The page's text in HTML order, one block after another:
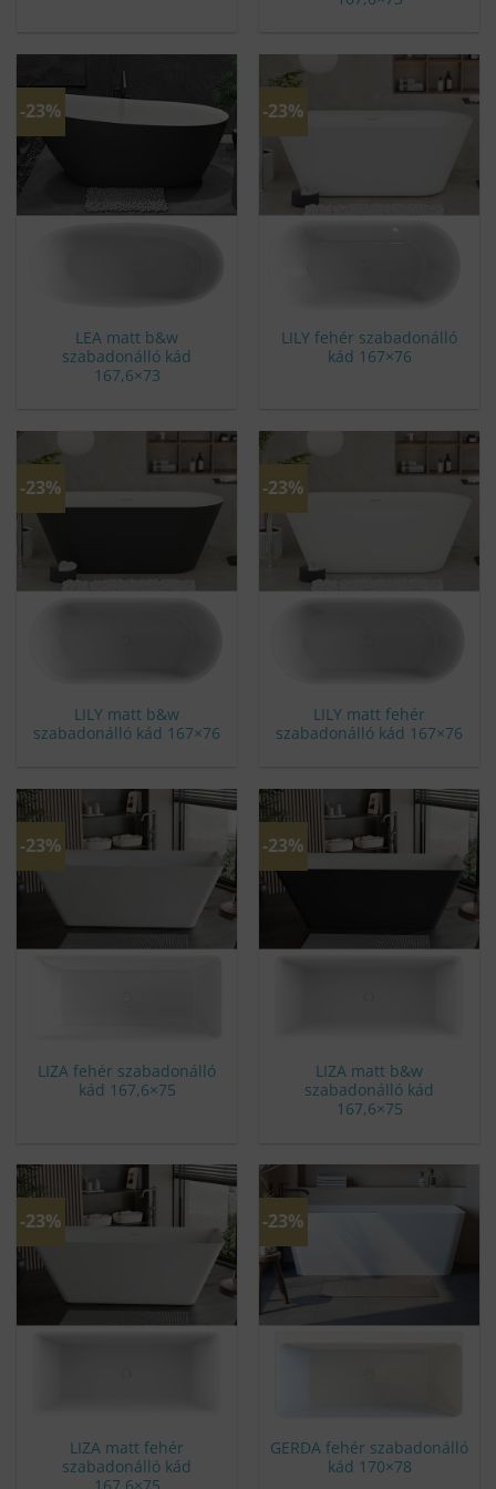
-23%
LEA matt b&w
szabadonálló kád
167,6×73
-23%
LILY fehér szabadonálló
kád 167×76
-23%
LILY matt b&w
szabadonálló kád 167×76
-23%
LILY matt fehér
szabadonálló kád 167×76
-23%
LIZA fehér szabadonálló
kád 167,6×75
-23%
LIZA matt b&w
szabadonálló kád
167,6×75
-23%
LIZA matt fehér
szabadonálló kád
-23%
GERDA fehér szabadonálló
kád 170×78